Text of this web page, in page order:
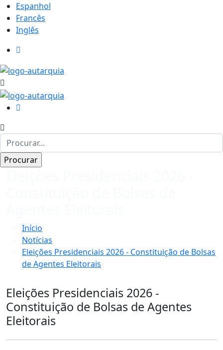
Espanhol
Francês
Inglês
Início
Notícias
Eleições Presidenciais 2026 - Constituição de Bolsas
de Agentes Eleitorais
Eleições Presidenciais 2026 -
Constituição de Bolsas de Agentes
Eleitorais